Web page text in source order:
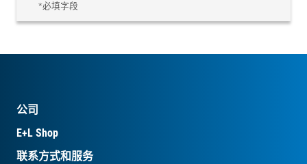
*必填字段
公司
E+L Shop
联系方式和服务